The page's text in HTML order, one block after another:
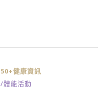
50+健康資訊
/體能活動